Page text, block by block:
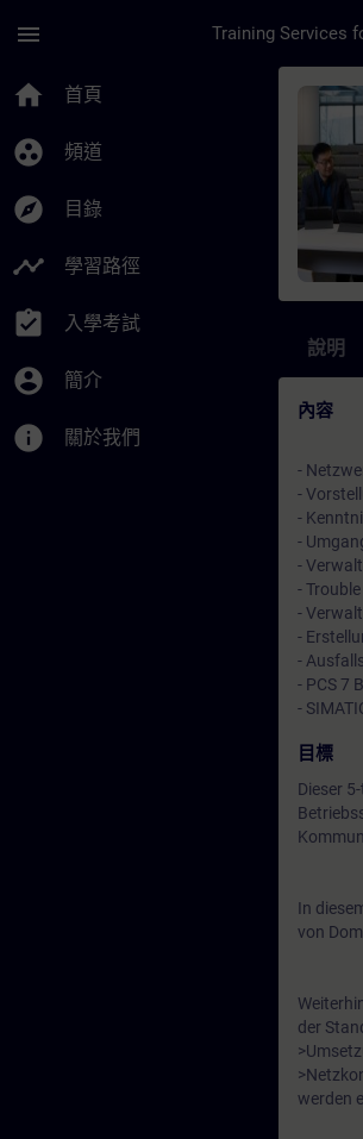
menu
home 首頁
group_work 頻道
explore 目錄
timeline 學習路徑
assignment_turned_in 入學考試
account_circle 簡介
info 關於我們
課程
說明
內容
-
-
-
-
-
-
-
-
-
- PCS 7
-
目標
Dieser
In
von
der
werden